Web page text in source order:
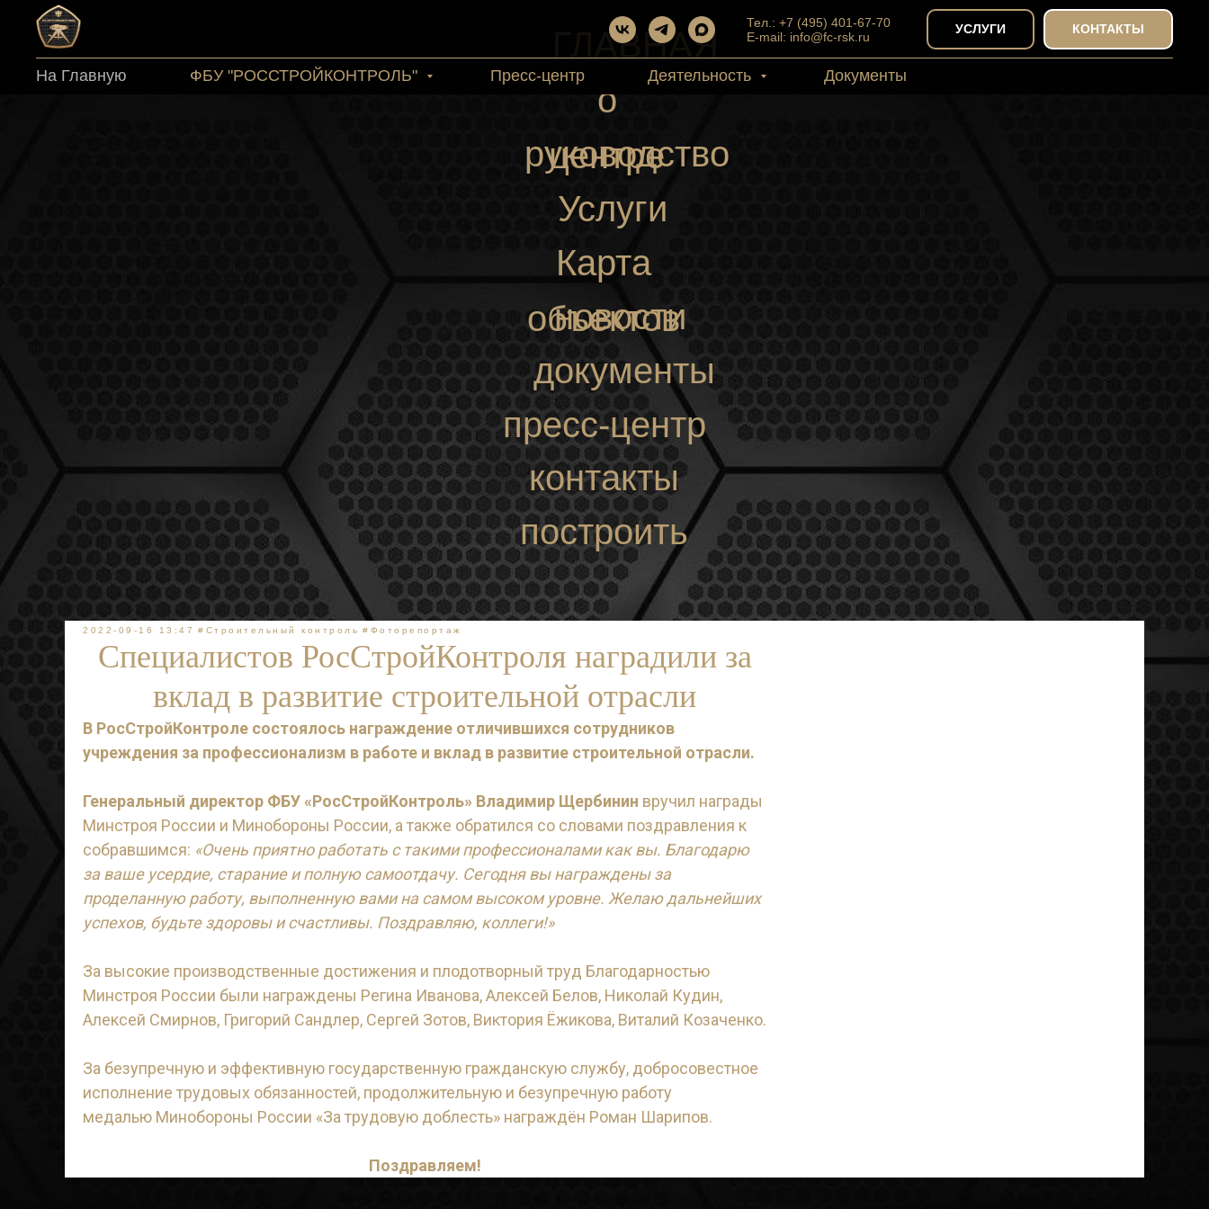
Тел.: +7 (495) 401-67-70
E-mail: info@fc-rsk.ru
УСЛУГИ КОНТАКТЫ
На Главную ФБУ "РОССТРОЙКОНТРОЛЬ" Пресс-центр Деятельность Документы
новости
руководство
Карта
объектов
ГЛАВНАЯ
пресс-центр
построить
маршрут
о
центре
документы
контакты
Услуги
2022-09-16 13:47 #Строительный контроль #Фоторепортаж
Специалистов РосСтройКонтроля наградили за
вклад в развитие строительной отрасли
В РосСтройКонтроле состоялось награждение отличившихся сотрудников
учреждения за профессионализм в работе и вклад в развитие строительной отрасли.
Генеральный директор ФБУ «РосСтройКонтроль» Владимир Щербинин вручил награды
Минстроя России и Минобороны России, а также обратился со словами поздравления к
собравшимся: «Очень приятно работать с такими профессионалами как вы. Благодарю
за ваше усердие, старание и полную самоотдачу. Сегодня вы награждены за
проделанную работу, выполненную вами на самом высоком уровне. Желаю дальнейших
успехов, будьте здоровы и счастливы. Поздравляю, коллеги!»
За высокие производственные достижения и плодотворный труд Благодарностью
Минстроя России были награждены Регина Иванова, Алексей Белов, Николай Кудин,
Алексей Смирнов, Григорий Сандлер, Сергей Зотов, Виктория Ёжикова, Виталий Козаченко.
За безупречную и эффективную государственную гражданскую службу, добросовестное
исполнение трудовых обязанностей, продолжительную и безупречную работу
медалью Минобороны России «За трудовую доблесть» награждён Роман Шарипов.
Поздравляем!